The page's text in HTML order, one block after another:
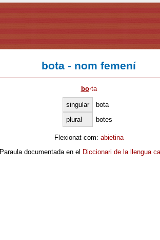
bota - nom femení
bo·ta
singular
bota
plural
botes
Flexionat com: abietina
Paraula documentada en el Diccionari de la llengua